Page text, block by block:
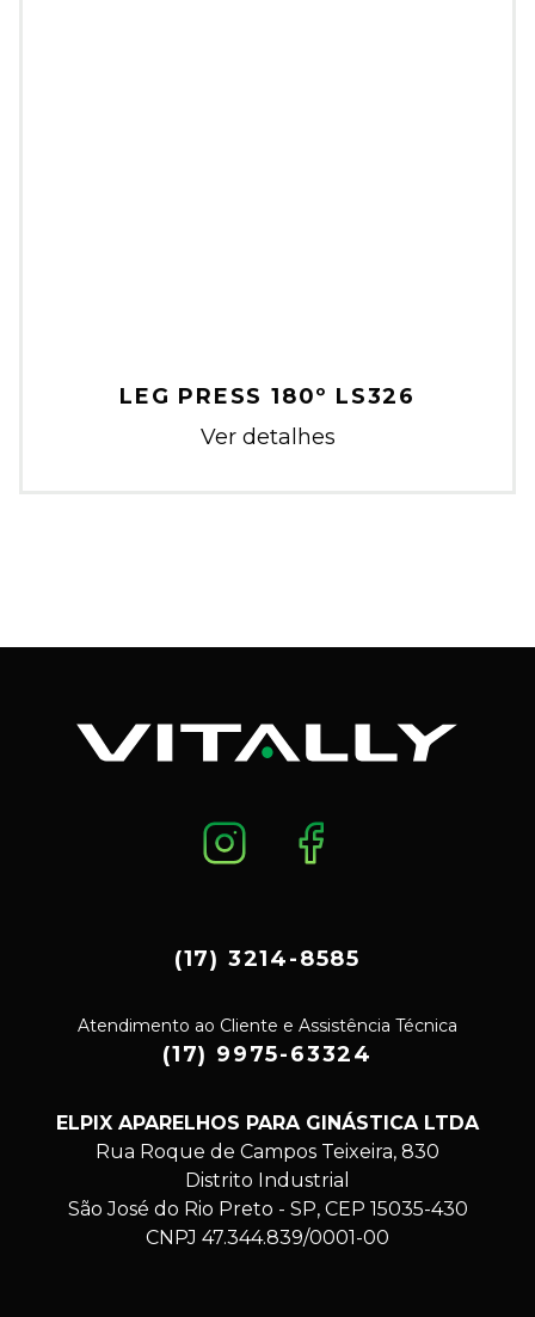
LEG PRESS 180º LS326
Ver detalhes
(17) 3214-8585
Atendimento ao Cliente e Assistência Técnica
(17) 9975-63324
ELPIX APARELHOS PARA GINÁSTICA LTDA
Rua Roque de Campos Teixeira, 830
Distrito Industrial
São José do Rio Preto - SP, CEP 15035-430
CNPJ 47.344.839/0001-00